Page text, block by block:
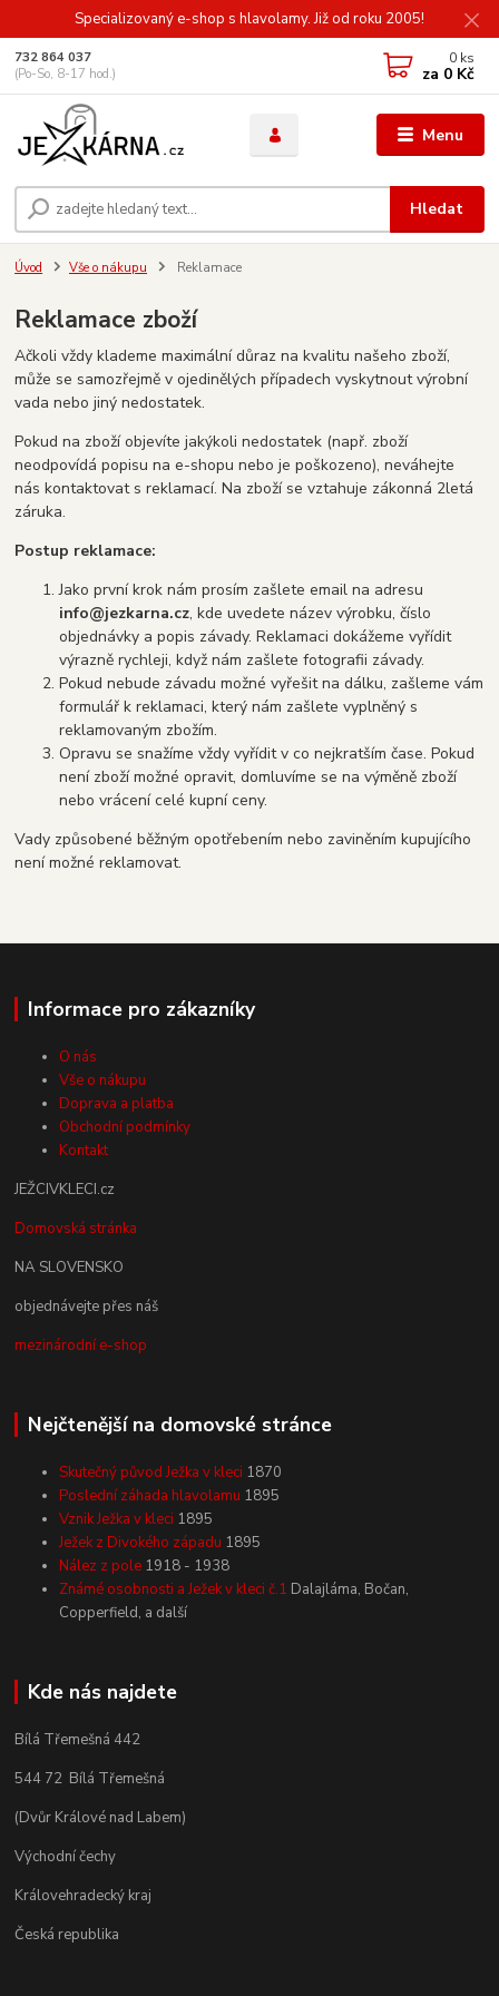
Specializovaný e-shop s hlavolamy. Již od roku 2005!
Menu
Hledat
732 864 037
(Po-So, 8-17 hod.)
0 ks
za 0 Kč
Úvod Vše o nákupu Reklamace
Reklamace zboží
Ačkoli vždy klademe maximální důraz na kvalitu našeho zboží,
může se samozřejmě v ojedinělých případech vyskytnout výrobní
vada nebo jiný nedostatek.
Pokud na zboží objevíte jakýkoli nedostatek (např. zboží
neodpovídá popisu na e-shopu nebo je poškozeno), neváhejte
nás kontaktovat s reklamací. Na zboží se vztahuje zákonná 2letá
záruka.
Postup reklamace:
Jako první krok nám prosím zašlete email na adresu
info@jezkarna.cz, kde uvedete název výrobku, číslo
objednávky a popis závady. Reklamaci dokážeme vyřídit
výrazně rychleji, když nám zašlete fotografii závady.
Pokud nebude závadu možné vyřešit na dálku, zašleme vám
formulář k reklamaci, který nám zašlete vyplněný s
reklamovaným zbožím.
Opravu se snažíme vždy vyřídit v co nejkratším čase. Pokud
není zboží možné opravit, domluvíme se na výměně zboží
nebo vrácení celé kupní ceny.
Vady způsobené běžným opotřebením nebo zaviněním kupujícího
není možné reklamovat.
Informace pro zákazníky
O nás
Vše o nákupu
Doprava a platba
Obchodní podmínky
Kontakt
JEŽCIVKLECI.cz
Domovská stránka
NA SLOVENSKO
objednávejte přes náš
mezinárodní e-shop
Nejčtenější na domovské stránce
Skutečný původ Ježka v kleci 1870
Poslední záhada hlavolamu 1895
Vznik Ježka v kleci 1895
Ježek z Divokého západu 1895
Nález z pole 1918 - 1938
Známé osobnosti a Ježek v kleci č.1 Dalajláma, Bočan,
Copperfield, a další
Kde nás najdete
Bílá Třemešná 442
544 72 Bílá Třemešná
(Dvůr Králové nad Labem)
Východní čechy
Královehradecký kraj
Česká republika